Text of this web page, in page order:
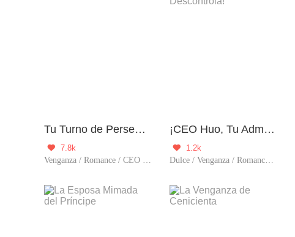
Tu Turno de Perseguirme

7.8k
Venganza / Romance / CEO / Sustituta / Traició
¡CEO Huo, Tu Admiradora Se Descontrola!

1.2k
Dulce / Venganza / Romance / CEO / Rencor adinerado / Aventura de una noche